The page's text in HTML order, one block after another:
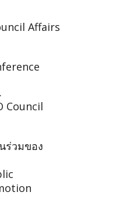
Affairs
Council
ร่วมของ